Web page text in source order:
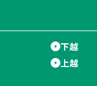
下越
上越